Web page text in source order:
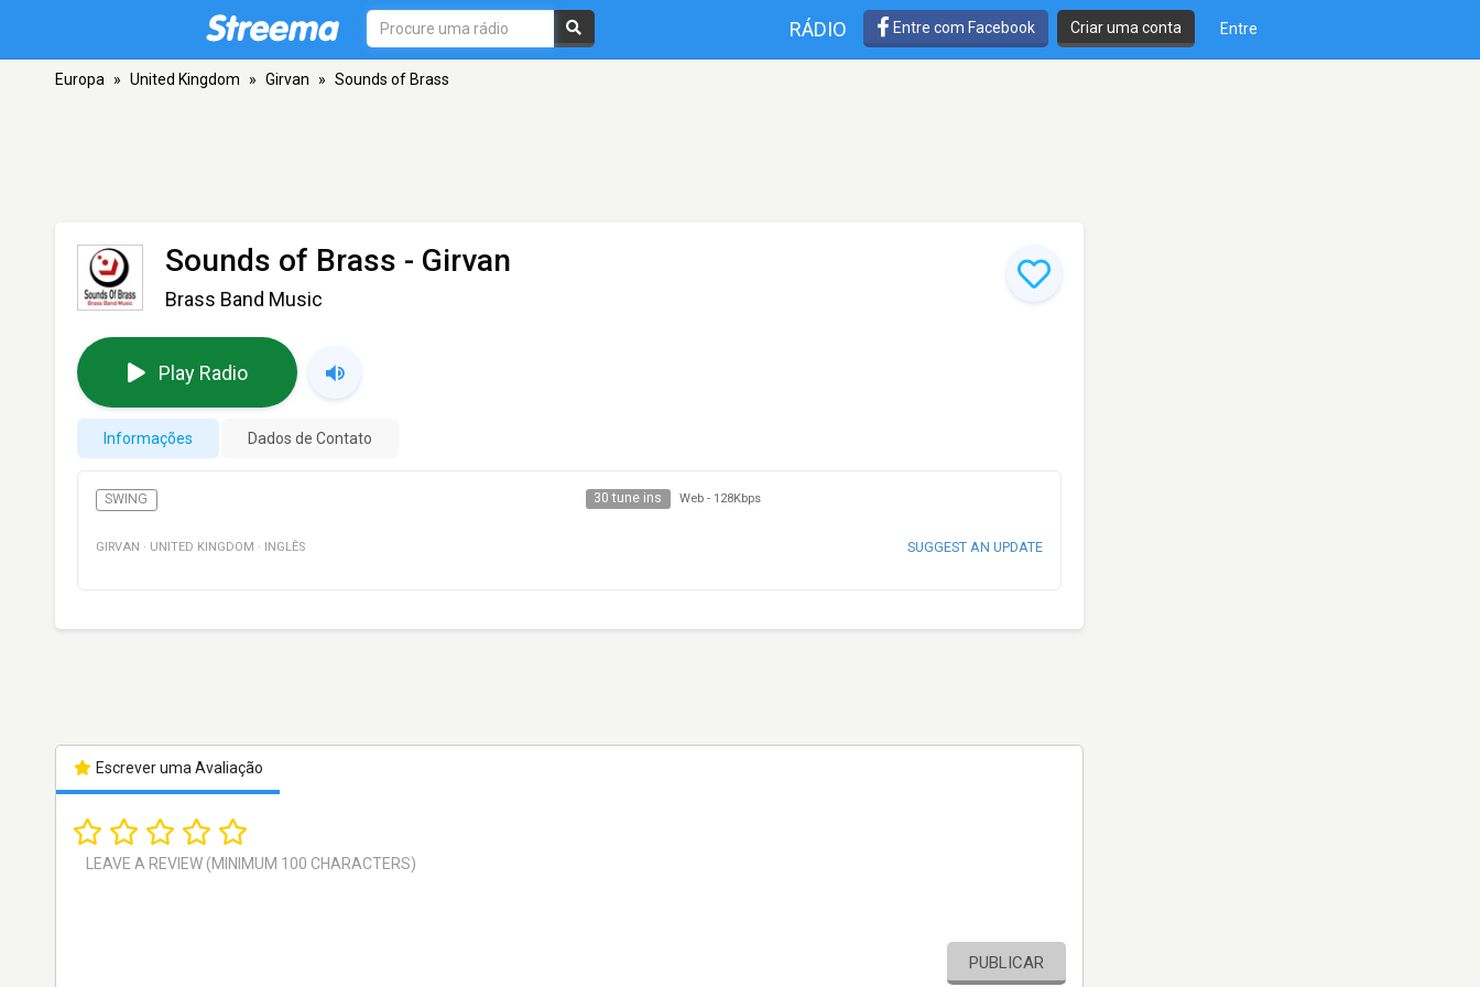
RÁDIO Entre com Facebook Criar uma conta Entre
Europa » United Kingdom » Girvan » Sounds of Brass
Sounds of Brass - Girvan
Brass Band Music
Play Radio
Informações Dados de Contato
SWING 30 tune ins Web - 128Kbps
GIRVAN · UNITED KINGDOM · INGLÊS SUGGEST AN UPDATE
Escrever uma Avaliação
PUBLICAR